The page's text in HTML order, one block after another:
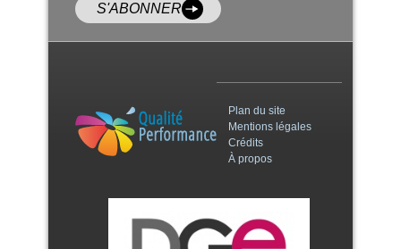
S'ABONNER
Plan du site
Mentions légales
Crédits
À propos